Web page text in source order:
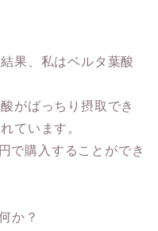
果、私はベルタ葉酸
がばっちり摂取でき
ています。
で購入することができ
か？